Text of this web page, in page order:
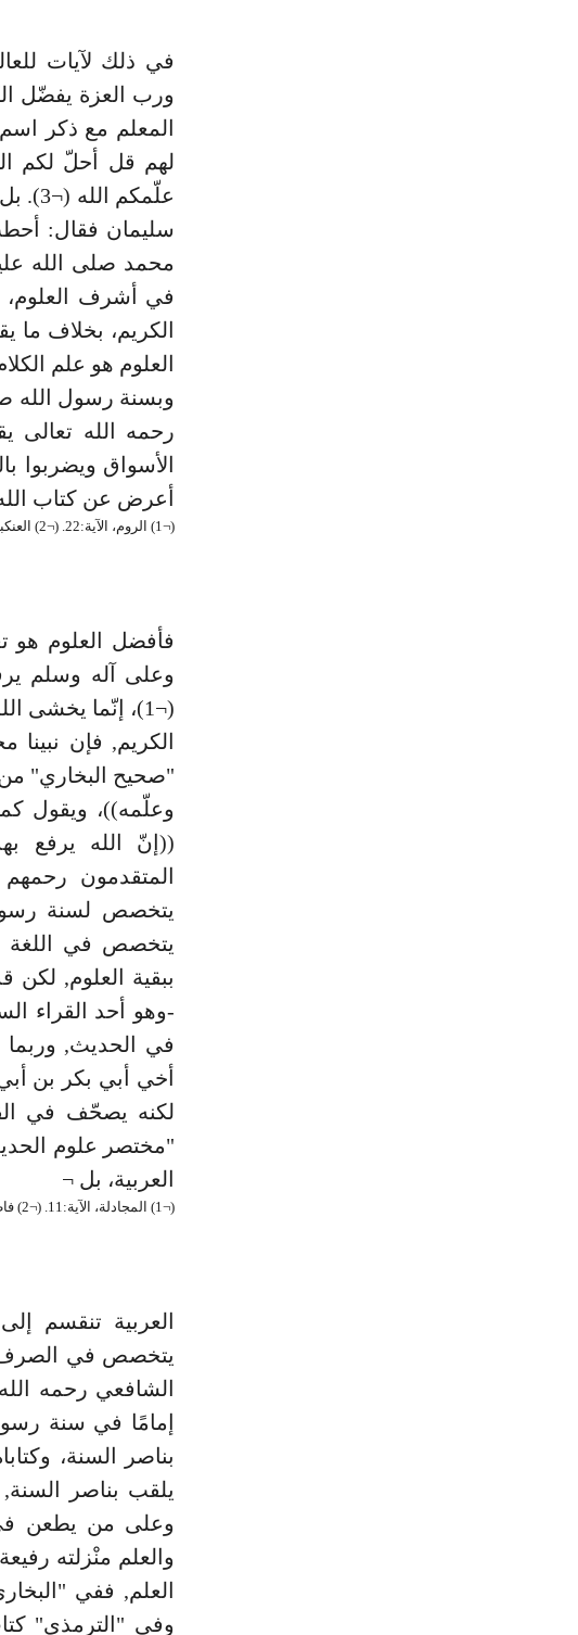
ورب العزة يفضّل
المعلم مع ذكر
لهم قل أحلّ لكم
محمد صلى الله
في أشرف العلوم،
الكريم، بخلاف ما
العلوم هو علم
وبسنة رسول الله
رحمه الله تعالى
الأسواق ويضربوا
أعرض عن كتاب
(¬1) الروم، الآية:22. (¬2) العنكبوت، الآية:43. (¬3) المائدة، الآية:4. (¬4) النمل، الآية:22.
فأفضل العلوم هو
وعلى آله وسلم
الكريم, فإن
"صحيح البخاري"
وعلّمه))، ويقول
((إنّ الله يرفع
المتقدمون
يتخصص لسنة
يتخصص في اللغة
ببقية العلوم,
-وهو أحد القراء
في الحديث, وربما
أخي أبي بكر بن
لكنه يصحّف في
"مختصر علوم
العربية، بل ¬
(¬1) المجادلة، الآية:11. (¬2) فاطر، الآية:28.
العربية تنقسم
يتخصص في الصرف
الشافعي رحمه
إمامًا في سنة
بناصر السنة،
يلقب بناصر
وعلى من يطعن
والعلم منْزلته
العلم, ففي
وفي "الترمذي"